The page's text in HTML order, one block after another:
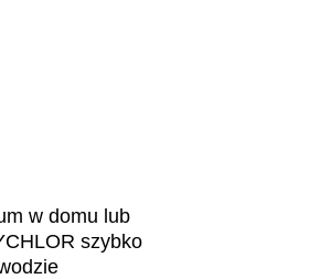
w domu lub
szybko